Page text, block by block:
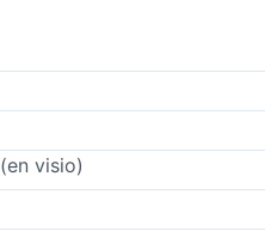
(en visio)